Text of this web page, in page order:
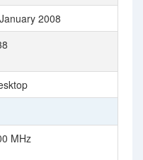
2008
MHz